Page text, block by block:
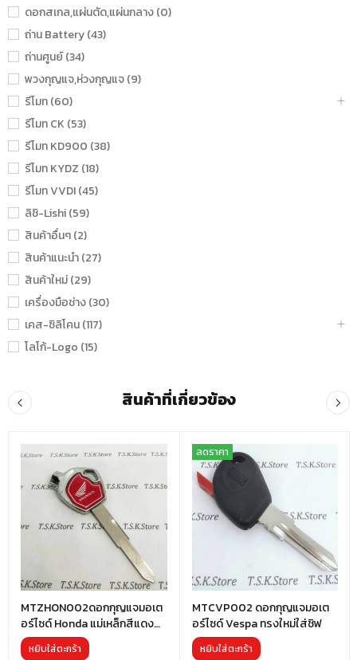
ดอกสเกล,แผ่นตัด,แผ่นกลาง (0)
ถ่าน Battery (43)
ถ่านศูนย์ (34)
พวงกุญแจ,ห่วงกุญแจ (9)
รีโมท (60)
รีโมท CK (53)
รีโมท KD900 (38)
รีโมท KYDZ (18)
รีโมท VVDI (45)
ลิชิ-Lishi (59)
สินค้าอื่นๆ (2)
สินค้าแนะนำ (27)
สินค้าใหม่ (29)
เครื่องมือช่าง (30)
เคส-ซิลิโคน (117)
โลโก้-Logo (15)
สินค้าที่เกี่ยวข้อง
MTZHON002ดอกกุญแจมอเต
อร์ไซด์ Honda แม่เหล็กสีแดง
ยาวธรรมดา
หยิบใส่ตะกร้า
ลดราคา
MTCVP002 ดอกกุญแจมอเต
อร์ไซด์ Vespa ทรงใหม่ใส่ชิฟ
หยิบใส่ตะกร้า